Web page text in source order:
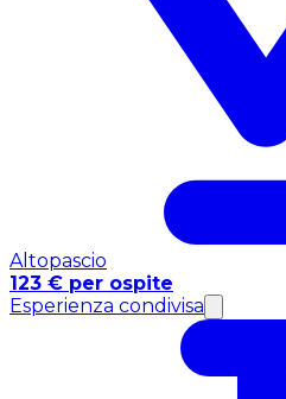
Altopascio
123 € per ospite
Esperienza condivisa